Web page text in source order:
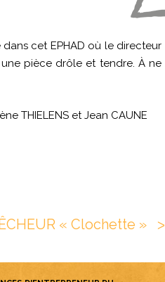
cet EPHAD où le directeur
pièce drôle et tendre. À ne
THIELENS et Jean CAUNE
« Clochette » ᐳ